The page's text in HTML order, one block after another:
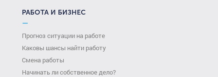
РАБОТА И БИЗНЕС
—
Прогноз ситуации на работе
Каковы шансы найти работу
Смена работы
Начинать ли собственное дело?